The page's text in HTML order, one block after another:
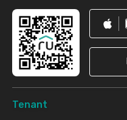
Tenant